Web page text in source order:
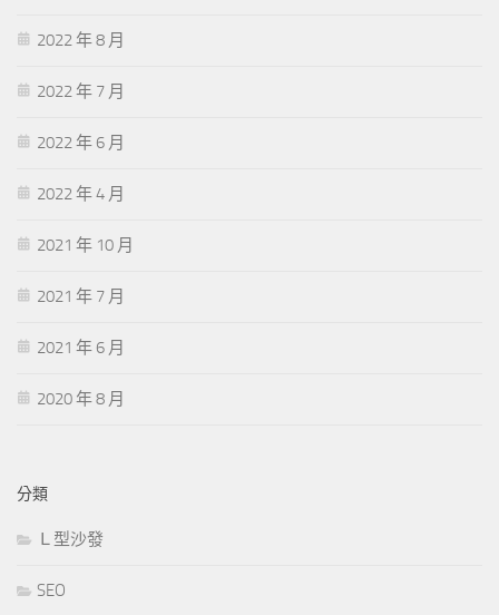
2022 年 8 月
2022 年 7 月
2022 年 6 月
2022 年 4 月
2021 年 10 月
2021 年 7 月
2021 年 6 月
2020 年 8 月
分類
Ｌ型沙發
SEO